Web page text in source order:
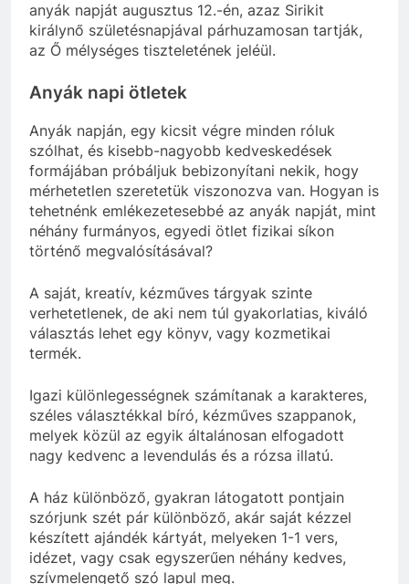
anyák napját augusztus 12.-én, azaz Sirikit
királynő születésnapjával párhuzamosan tartják,
az Ő mélységes tiszteletének jeléül.
Anyák napi ötletek
Anyák napján, egy kicsit végre minden róluk
szólhat, és kisebb-nagyobb kedveskedések
formájában próbáljuk bebizonyítani nekik, hogy
mérhetetlen szeretetük viszonozva van. Hogyan is
tehetnénk emlékezetesebbé az anyák napját, mint
néhány furmányos, egyedi ötlet fizikai síkon
történő megvalósításával?
A saját, kreatív, kézműves tárgyak szinte
verhetetlenek, de aki nem túl gyakorlatias, kiváló
választás lehet egy könyv, vagy kozmetikai
termék.
Igazi különlegességnek számítanak a karakteres,
széles választékkal bíró, kézműves szappanok,
melyek közül az egyik általánosan elfogadott
nagy kedvenc a levendulás és a rózsa illatú.
A ház különböző, gyakran látogatott pontjain
szórjunk szét pár különböző, akár saját kézzel
készített ajándék kártyát, melyeken 1-1 vers,
idézet, vagy csak egyszerűen néhány kedves,
szívmelengető szó lapul meg.